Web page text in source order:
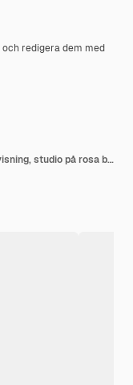
och redigera dem med
Marmorpodium piedestal för produktvisning, studio på rosa bakgrund, 3D-rendering